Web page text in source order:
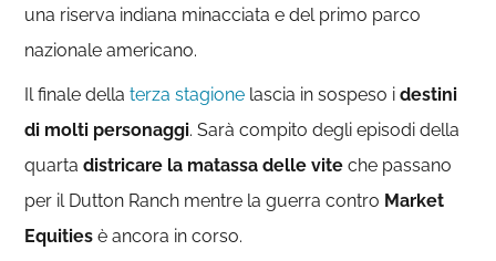
una riserva indiana minacciata e del primo parco
nazionale americano.
Il finale dellaterza stagione lascia in sospeso idestini
di molti personaggi. Sarà compito degli episodi della
quartadistricare la matassa delle vite che passano
per il Dutton Ranch mentre la guerra contro Market
Equities è ancora in corso.